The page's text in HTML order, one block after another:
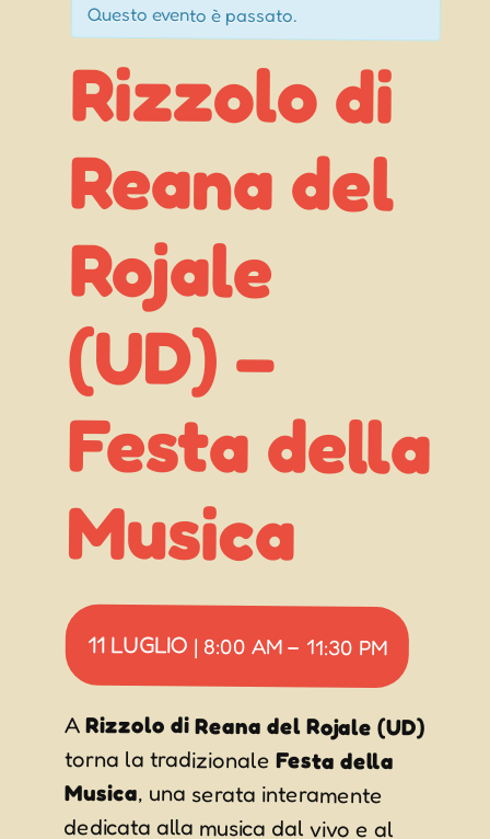
Questo evento è passato.
Rizzolo di
Reana del
Rojale
(UD) –
Festa della
Musica
11 LUGLIO | 8:00 AM – 11:30 PM
ARizzolo di Reana del Rojale (UD)
torna la tradizionale Festa della
Musica, una serata interamente
dedicata alla musica dal vivo e al